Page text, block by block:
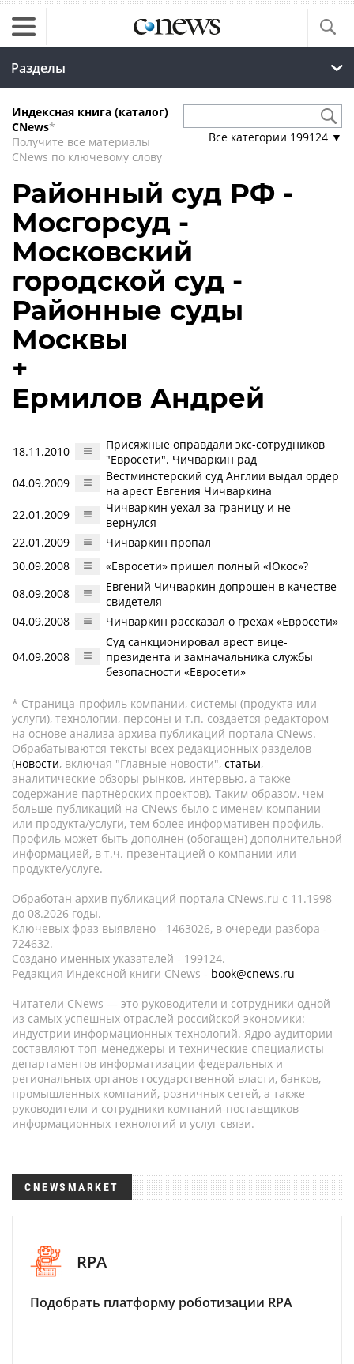
Разделы
Индексная книга (каталог)
CNews*
Получите все материалы
CNews по ключевому слову
Все категории 199124 ▼
Районный суд РФ -
Мосгорсуд -
Московский
городской суд -
Районные суды
Москвы
+
Ермилов Андрей
18.11.2010
Присяжные оправдали экс-сотрудников
"Евросети". Чичваркин рад
04.09.2009
Вестминстерский суд Англии выдал ордер
на арест Евгения Чичваркина
22.01.2009
Чичваркин уехал за границу и не
вернулся
22.01.2009
Чичваркин пропал
30.09.2008
«Евросети» пришел полный «Юкос»?
08.09.2008
Евгений Чичваркин допрошен в качестве
свидетеля
04.09.2008
Чичваркин рассказал о грехах «Евросети»
04.09.2008
Суд санкционировал арест вице-
президента и замначальника службы
безопасности «Евросети»
* Страница-профиль компании, системы (продукта или
услуги), технологии, персоны и т.п. создается редактором
на основе анализа архива публикаций портала CNews.
Обрабатываются тексты всех редакционных разделов
(новости, включая "Главные новости", статьи,
аналитические обзоры рынков, интервью, а также
содержание партнёрских проектов). Таким образом, чем
больше публикаций на CNews было с именем компании
или продукта/услуги, тем более информативен профиль.
Профиль может быть дополнен (обогащен) дополнительной
информацией, в т.ч. презентацией о компании или
продукте/услуге.
Обработан архив публикаций портала CNews.ru c 11.1998
до 08.2026 годы.
Ключевых фраз выявлено - 1463026, в очереди разбора -
724632.
Создано именных указателей - 199124.
Редакция Индексной книги CNews - book@cnews.ru
Читатели CNews — это руководители и сотрудники одной
из самых успешных отраслей российской экономики:
индустрии информационных технологий. Ядро аудитории
составляют топ-менеджеры и технические специалисты
департаментов информатизации федеральных и
региональных органов государственной власти, банков,
промышленных компаний, розничных сетей, а также
руководители и сотрудники компаний-поставщиков
информационных технологий и услуг связи.
CNEWSMARKET
RPA
Подобрать платформу роботизации RPA